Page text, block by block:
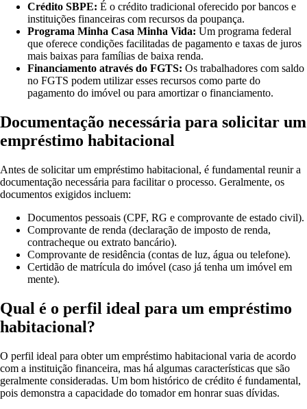
Crédito SBPE: É o crédito tradicional oferecido por bancos e
instituições financeiras com recursos da poupança.
Programa Minha Casa Minha Vida: Um programa federal
que oferece condições facilitadas de pagamento e taxas de juros
mais baixas para famílias de baixa renda.
Financiamento através do FGTS: Os trabalhadores com saldo
no FGTS podem utilizar esses recursos como parte do
pagamento do imóvel ou para amortizar o financiamento.
Documentação necessária para solicitar um
empréstimo habitacional
Antes de solicitar um empréstimo habitacional, é fundamental reunir a
documentação necessária para facilitar o processo. Geralmente, os
documentos exigidos incluem:
Documentos pessoais (CPF, RG e comprovante de estado civil).
Comprovante de renda (declaração de imposto de renda,
contracheque ou extrato bancário).
Comprovante de residência (contas de luz, água ou telefone).
Certidão de matrícula do imóvel (caso já tenha um imóvel em
mente).
Qual é o perfil ideal para um empréstimo
habitacional?
O perfil ideal para obter um empréstimo habitacional varia de acordo
com a instituição financeira, mas há algumas características que são
geralmente consideradas. Um bom histórico de crédito é fundamental,
pois demonstra a capacidade do tomador em honrar suas dívidas.